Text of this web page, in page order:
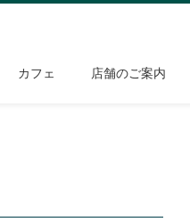
カフェ 店舗のご案内